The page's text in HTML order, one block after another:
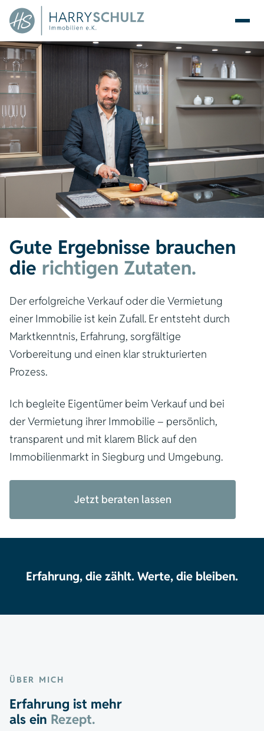
Gute Ergebnisse brauchen
die richtigen Zutaten.
Der erfolgreiche Verkauf oder die Vermietung
einer Immobilie ist kein Zufall. Er entsteht durch
Marktkenntnis, Erfahrung, sorgfältige
Vorbereitung und einen klar strukturierten
Prozess.
Ich begleite Eigentümer beim Verkauf und bei
der Vermietung ihrer Immobilie – persönlich,
transparent und mit klarem Blick auf den
Immobilienmarkt in Siegburg und Umgebung.
Jetzt beraten lassen
Erfahrung, die zählt. Werte, die bleiben.
ÜBER MICH
Erfahrung ist mehr
als ein Rezept.